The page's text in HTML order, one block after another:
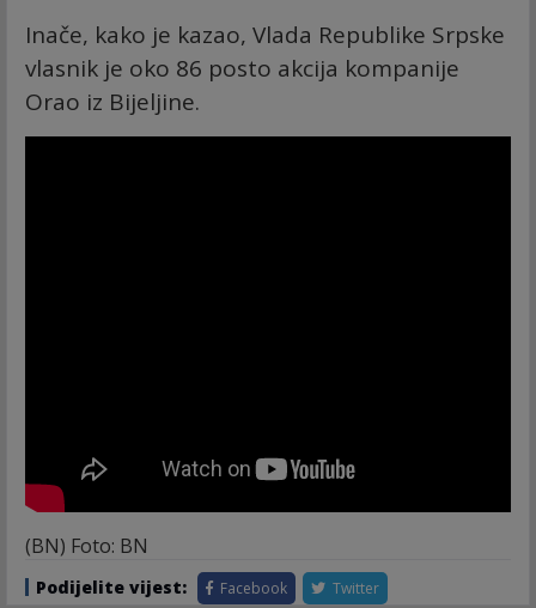
Inače, kako je kazao, Vlada Republike Srpske
vlasnik je oko 86 posto akcija kompanije
Orao iz Bijeljine.
(BN) Foto: BN
Podijelite vijest: Facebook Twitter